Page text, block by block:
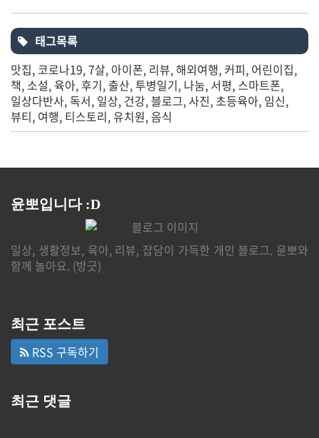
태그목록
맛집 코로나19 7살 아이폰 리뷰 해외여행 커피 어린이집
책 소설 육아 후기 출산 투병일기 나눔 서평 스마트폰
일상다반사 독서 일상 건강 블로그 사진 초등육아 임신
뷰티 여행 티스토리 유치원 음식
윤뽀입니다 :D
일상, 생활정보, 육아, 리뷰, 잡담이 가득한 개인 블로그. 윤뽀와
함께 놀아요. (방긋)
최근 포스트
RSS 구독하기
최근 댓글